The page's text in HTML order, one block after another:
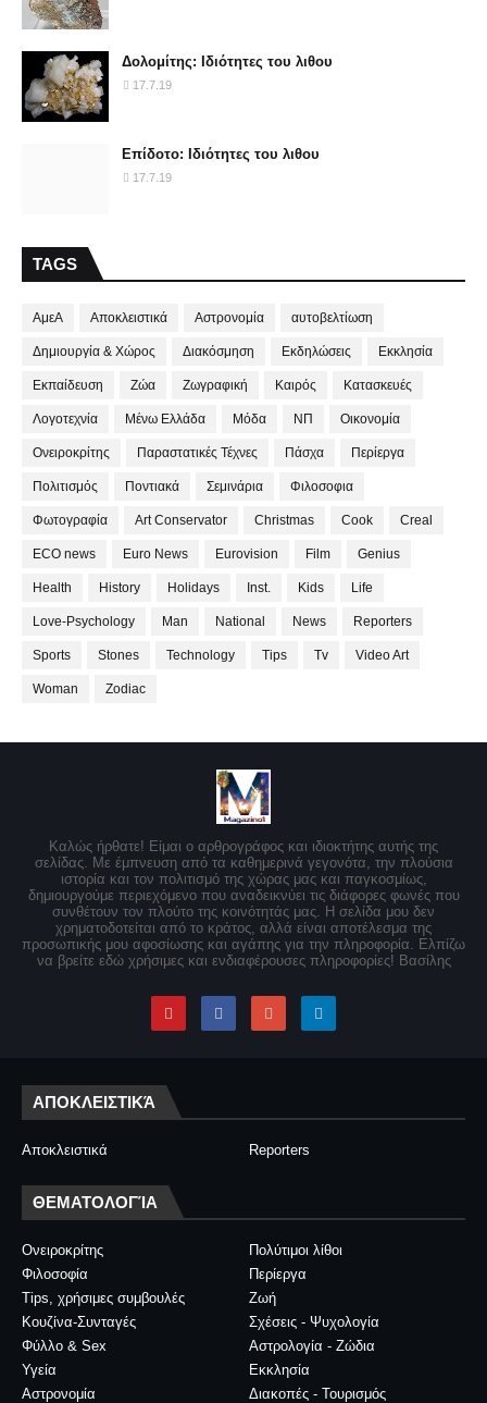
Δολομίτης: Ιδιότητες του λιθου
17.7.19
Επίδοτο: Ιδιότητες του λιθου
17.7.19
TAGS
ΑμεΑ Αποκλειστικά Αστρονομία αυτοβελτίωση
Δημιουργία & Χώρος Διακόσμηση Εκδηλώσεις Εκκλησία
Εκπαίδευση Ζώα Ζωγραφική Καιρός Κατασκευές
Λογοτεχνία Μένω Ελλάδα Μόδα ΝΠ Οικονομία
Ονειροκρίτης Παραστατικές Τέχνες Πάσχα Περίεργα
Πολιτισμός Ποντιακά Σεμινάρια Φιλοσοφια
Φωτογραφία Art Conservator Christmas Cook Creal
ECO news Euro News Eurovision Film Genius
Health History Holidays Inst. Kids Life
Love-Psychology Man National News Reporters
Sports Stones Technology Tips Tv Video Art
Woman Zodiac
Καλώς ήρθατε! Είμαι ο αρθρογράφος και ιδιοκτήτης αυτής της
σελίδας. Με έμπνευση από τα καθημερινά γεγονότα, την πλούσια
ιστορία και τον πολιτισμό της χώρας μας και παγκοσμίως,
δημιουργούμε περιεχόμενο που αναδεικνύει τις διάφορες φωνές που
συνθέτουν τον πλούτο της κοινότητάς μας. Η σελίδα μου δεν
χρηματοδοτείται από το κράτος, αλλά είναι αποτέλεσμα της
προσωπικής μου αφοσίωσης και αγάπης για την πληροφορία. Ελπίζω
να βρείτε εδώ χρήσιμες και ενδιαφέρουσες πληροφορίες! Βασίλης
ΑΠΟΚΛΕΙΣΤΙΚΆ
Αποκλειστικά Reporters
ΘΕΜΑΤΟΛΟΓΊΑ
Ονειροκρίτης
Πολύτιμοι λίθοι
Φιλοσοφία
Περίεργα
Tips, χρήσιμες συμβουλές
Ζωή
Κουζίνα-Συνταγές
Σχέσεις - Ψυχολογία
Φύλλο & Sex
Αστρολογία - Ζώδια
Υγεία
Εκκλησία
Αστρονομία
Διακοπές - Τουρισμός